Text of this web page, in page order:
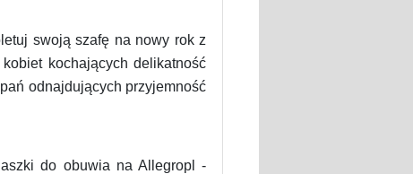
swoją szafę na nowy rok z
kochających delikatność
odnajdujących przyjemność
do obuwia na Allegropl -